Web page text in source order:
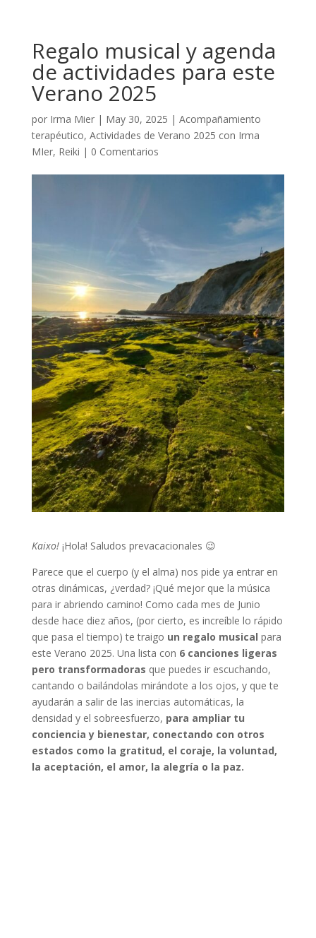
Regalo musical y agenda
de actividades para este
Verano 2025
por Irma Mier| May 30, 2025 | Acompañamiento
terapéutico, Actividades de Verano 2025 con Irma
MIer, Reiki | 0 Comentarios
Kaixo!¡Hola! Saludos prevacacionales 😉
Parece que el cuerpo (y el alma) nos pide ya entrar en
otras dinámicas, ¿verdad? ¡Qué mejor que la música
para ir abriendo camino! Como cada mes de Junio
desde hace diez años, (por cierto, es increíble lo rápido
que pasa el tiempo) te traigo un regalo musical para
este Verano 2025. Una lista con 6 canciones ligeras
pero transformadoras que puedes ir escuchando,
cantando o bailándolas mirándote a los ojos, y que te
ayudarán a salir de las inercias automáticas, la
densidad y el sobreesfuerzo, para ampliar tu
conciencia y bienestar, conectando con otros
estados como la gratitud, el coraje, la voluntad,
la aceptación, el amor, la alegría o la paz.